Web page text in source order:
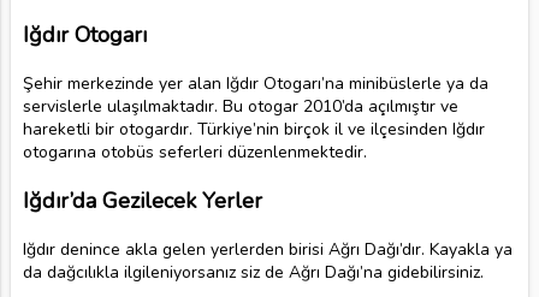
Iğdır Otogarı
Şehir merkezinde yer alan Iğdır Otogarı’na minibüslerle ya da
servislerle ulaşılmaktadır. Bu otogar 2010’da açılmıştır ve
hareketli bir otogardır. Türkiye’nin birçok il ve ilçesinden Iğdır
otogarına otobüs seferleri düzenlenmektedir.
Iğdır’da Gezilecek Yerler
Iğdır denince akla gelen yerlerden birisi Ağrı Dağı’dır. Kayakla ya
da dağcılıkla ilgileniyorsanız siz de Ağrı Dağı’na gidebilirsiniz.